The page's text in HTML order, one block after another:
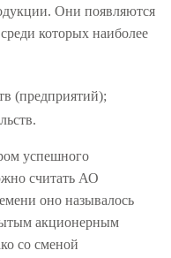
Они появляются
которых наиболее
(предприятий);
успешного
считать АО
оно называлось
акционерным
со сменой